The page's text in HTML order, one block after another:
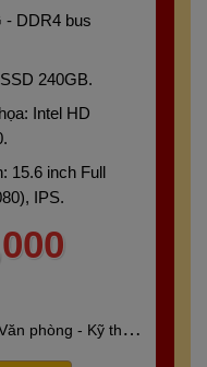
- DDR4 bus
240GB.
Intel HD
15.6 inch Full
IPS.
phòng - Kỹ thuật